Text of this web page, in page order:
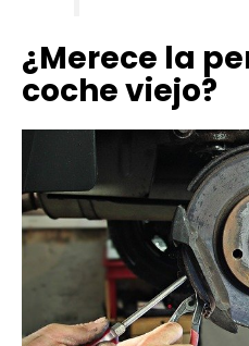
¿Merece la
coche viejo?